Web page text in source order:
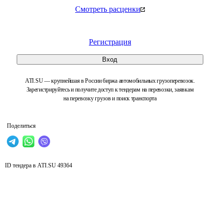
Смотреть расценки
Регистрация
Вход
ATI.SU — крупнейшая в России биржа автомобильных грузоперевозок.
Зарегистрируйтесь и получите доступ к тендерам на перевозки, заявкам
на перевозку грузов и поиск транспорта
Поделиться
ID тендера в ATI.SU 49364